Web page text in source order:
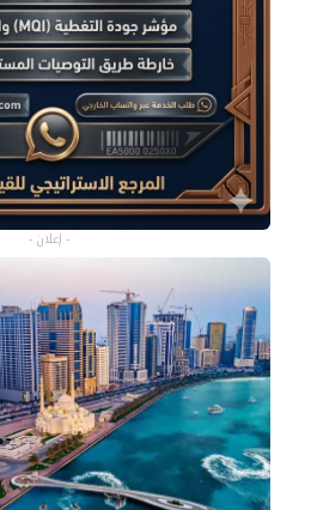
- إعلان -